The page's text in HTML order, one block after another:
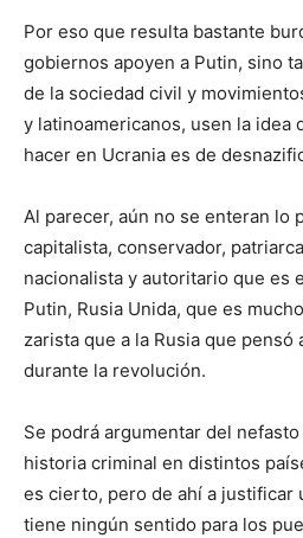
Por eso que resulta bastante
gobiernos apoyen a Putin, sino
de la sociedad civil y
y latinoamericanos, usen la idea
hacer en Ucrania es de
Al parecer, aún no se enteran lo
capitalista, conservador,
nacionalista y autoritario que es
Putin, Rusia Unida, que es
zarista que a la Rusia que pensó
durante la revolución.
Se podrá argumentar del
historia criminal en distintos
es cierto, pero de ahí a justificar
tiene ningún sentido para los